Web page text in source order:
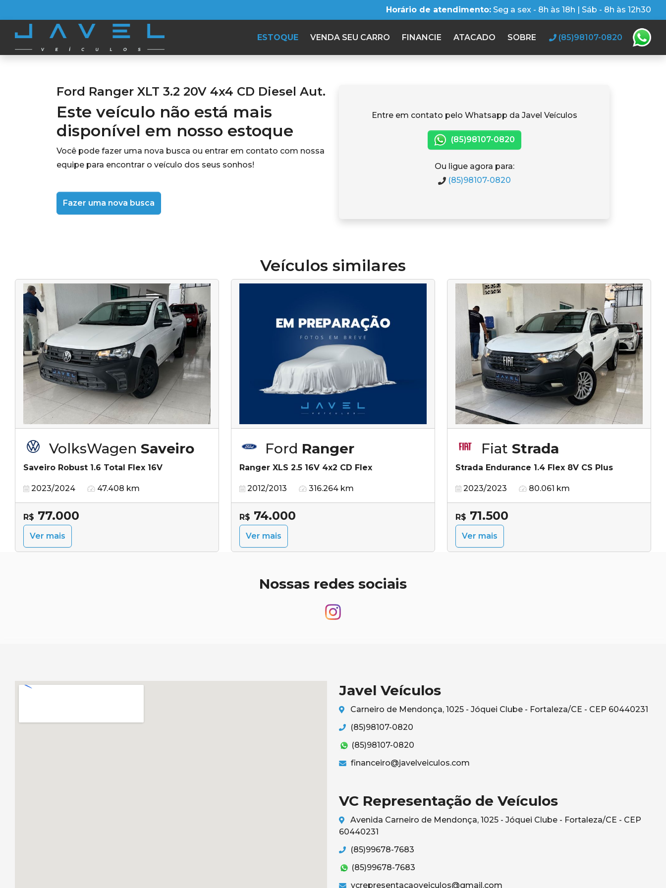
Horário de atendimento: Seg a sex - 8h às 18h | Sáb - 8h às 12h30
ESTOQUE VENDA SEU CARRO FINANCIE ATACADO SOBRE (85)98107-0820
Ford Ranger XLT 3.2 20V 4x4 CD Diesel Aut.
Este veículo não está mais
disponível em nosso estoque
Você pode fazer uma nova busca ou entrar em contato com nossa
equipe para encontrar o veículo dos seus sonhos!
Fazer uma nova busca
Entre em contato pelo Whatsapp da Javel Veículos
(85)98107-0820
Ou ligue agora para:
(85)98107-0820
Veículos similares
VolksWagen Saveiro
Saveiro Robust 1.6 Total Flex 16V
2023/2024 47.408 km
R$ 77.000
Ver mais
Ford Ranger
Ranger XLS 2.5 16V 4x2 CD Flex
2012/2013 316.264 km
R$ 74.000
Ver mais
Fiat Strada
Strada Endurance 1.4 Flex 8V CS Plus
2023/2023 80.061 km
R$ 71.500
Ver mais
Nossas redes sociais
Javel Veículos
Carneiro de Mendonça, 1025 - Jóquei Clube - Fortaleza/CE - CEP 60440231
(85)98107-0820
(85)98107-0820
financeiro@javelveiculos.com
VC Representação de Veículos
Avenida Carneiro de Mendonça, 1025 - Jóquei Clube - Fortaleza/CE - CEP
60440231
(85)99678-7683
(85)99678-7683
vcrepresentacaoveiculos@gmail.com